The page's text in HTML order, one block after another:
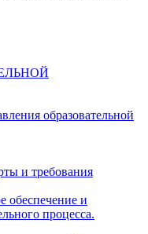
образовательной
и требования
обеспечение и
процесса.